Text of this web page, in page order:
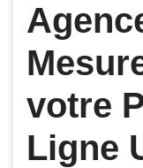
votre
Ligne